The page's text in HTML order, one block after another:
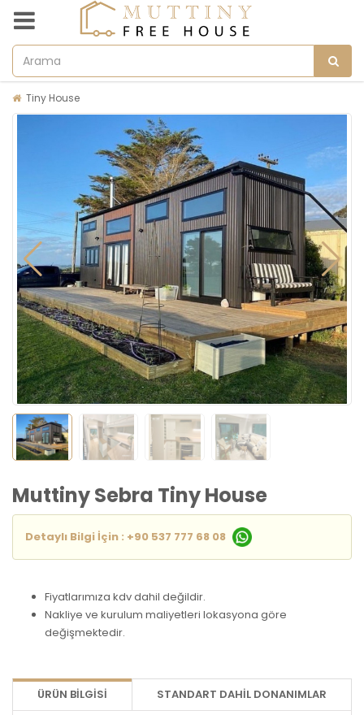
Tiny House
Muttiny Sebra Tiny House
Detaylı Bilgi İçin : +90 537 777 68 08
Fiyatlarımıza kdv dahil değildir.
Nakliye ve kurulum maliyetleri lokasyona göre
değişmektedir.
ÜRÜN BILGISI STANDART DAHİL DONANIMLAR